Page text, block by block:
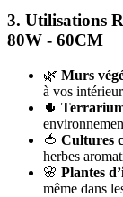
3. Utilisations
80W - 60CM
🌿 Murs
à vos
🌵
🍅 Cultures
herbes
🌸 Plantes
même dans